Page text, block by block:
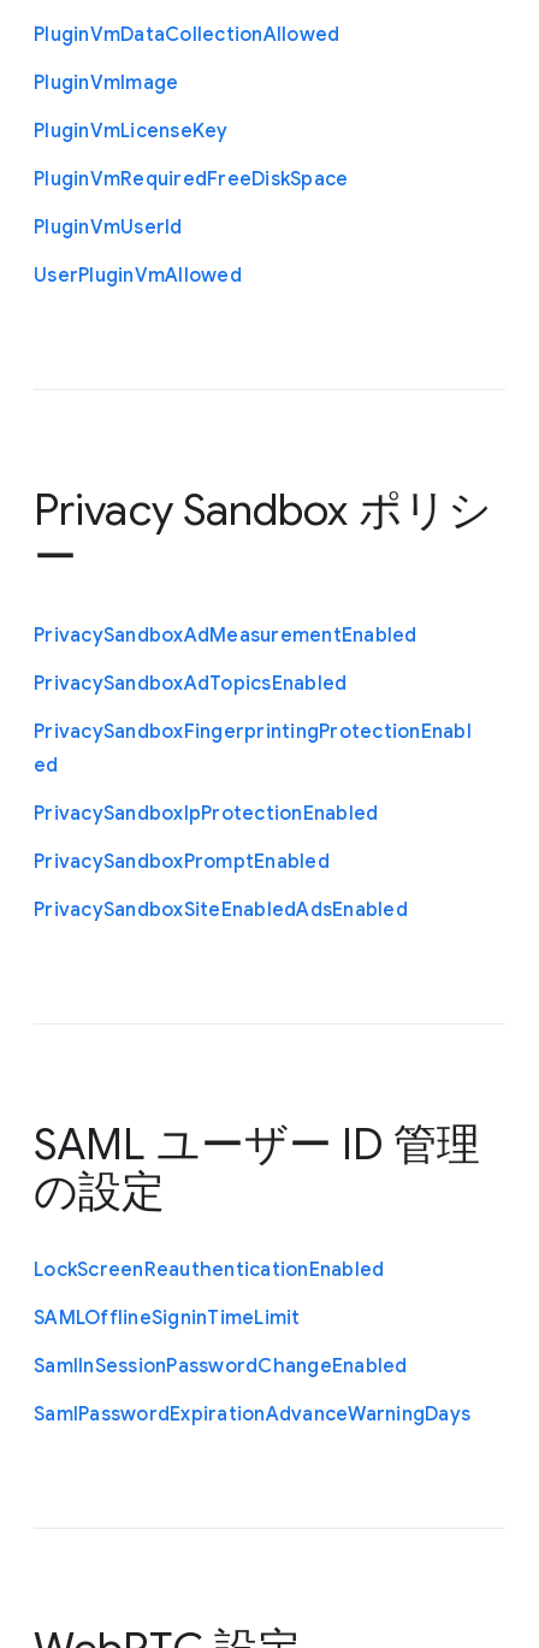
PluginVmDataCollectionAllowed
PluginVmImage
PluginVmLicenseKey
PluginVmRequiredFreeDiskSpace
PluginVmUserId
UserPluginVmAllowed
Privacy Sandbox ポリシ
ー
PrivacySandboxAdMeasurementEnabled
PrivacySandboxAdTopicsEnabled
PrivacySandboxFingerprintingProtectionEnabl
ed
PrivacySandboxIpProtectionEnabled
PrivacySandboxPromptEnabled
PrivacySandboxSiteEnabledAdsEnabled
SAML ユーザー ID 管理
の設定
LockScreenReauthenticationEnabled
SAMLOfflineSigninTimeLimit
SamlInSessionPasswordChangeEnabled
SamlPasswordExpirationAdvanceWarningDays